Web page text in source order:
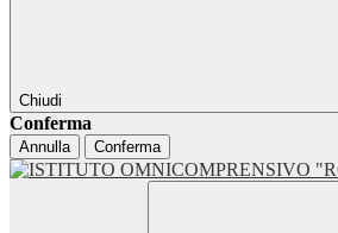
Chiudi
Conferma
Annulla Conferma